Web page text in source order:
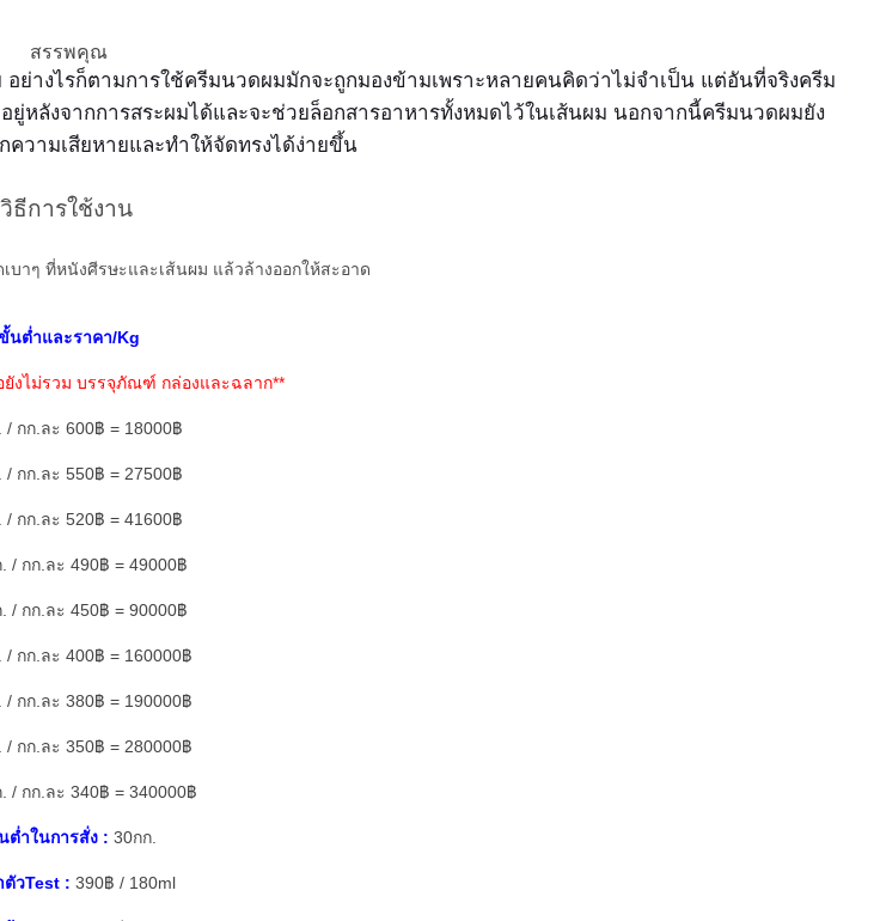
สรรพคุณ
ย่างไรก็ตามการใช้ครีมนวดผมมักจะถูกมองข้ามเพราะหลายคนคิดว่าไม่จำเป็น แต่อันที่จริงครีม
ลังจากการสระผมได้และจะช่วยล็อกสารอาหารทั้งหมดไว้ในเส้นผม นอกจากนี้ครีมนวดผมยัง
ความเสียหายและทำให้จัดทรงได้ง่ายขึ้น
วิธีการใช้งาน
าๆ ที่หนังศีรษะและเส้นผม แล้วล้างออกให้สะอาด
นต่ำและราคา/Kg
ยังไม่รวม บรรจุภัณฑ์ กล่องและฉลาก**
/ กก.ละ 600฿ = 18000฿
/ กก.ละ 550฿ = 27500฿
/ กก.ละ 520฿ = 41600฿
/ กก.ละ 490฿ = 49000฿
/ กก.ละ 450฿ = 90000฿
/ กก.ละ 400฿ = 160000฿
/ กก.ละ 380฿ = 190000฿
/ กก.ละ 350฿ = 280000฿
/ กก.ละ 340฿ = 340000฿
ต่ำในการสั่ง : 30กก.
ตัวTest : 390฿ / 180ml